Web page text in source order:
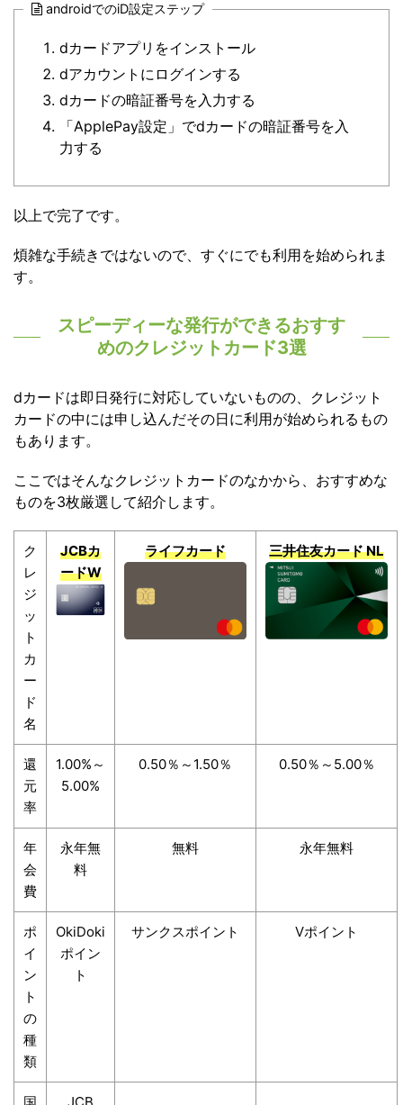
androidでのiD設定ステップ
dカードアプリをインストール
dアカウントにログインする
dカードの暗証番号を入力する
「ApplePay設定」でdカードの暗証番号を入
力する
以上で完了です。
煩雑な手続きではないので、すぐにでも利用を始められま
す。
スピーディーな発行ができるおすす
めのクレジットカード3選
dカードは即日発行に対応していないものの、クレジット
カードの中には申し込んだその日に利用が始められるもの
もあります。
ここではそんなクレジットカードのなかから、おすすめな
ものを3枚厳選して紹介します。
ク
レ
ジ
ッ
ト
カ
ー
ド
名
JCBカ
ードW
ライフカード 三井住友カード NL
還
元
率
1.00%～
5.00%
0.50％～1.50％ 0.50％～5.00％
年
会
費
永年無
料
無料 永年無料
ポ
イ
ン
ト
の
種
類
OkiDoki
ポイン
ト
サンクスポイント Vポイント